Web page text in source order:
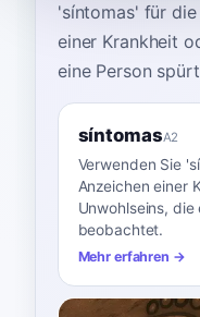
'síntomas' für
einer Krankheit
eine Person
síntomasA2
Verwenden Sie
Anzeichen einer
Unwohlseins,
beobachtet.
Mehr erfahren →